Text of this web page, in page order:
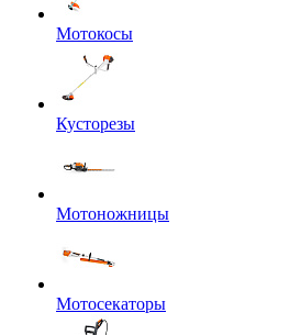
Мотокосы
Кусторезы
Мотоножницы
Мотосекаторы